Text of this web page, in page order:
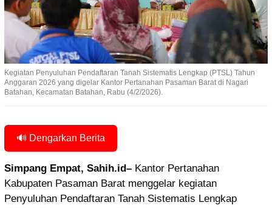
Kegiatan Penyuluhan Pendaftaran Tanah Sistematis Lengkap (PTSL) Tahun
Anggaran 2026 yang digelar Kantor Pertanahan Pasaman Barat di Nagari
Batahan, Kecamatan Batahan, Rabu (4/2/2026).
🔊 Dengarkan Berita
Simpang Empat, Sahih.id– Kantor Pertanahan
Kabupaten Pasaman Barat menggelar kegiatan
Penyuluhan Pendaftaran Tanah Sistematis Lengkap